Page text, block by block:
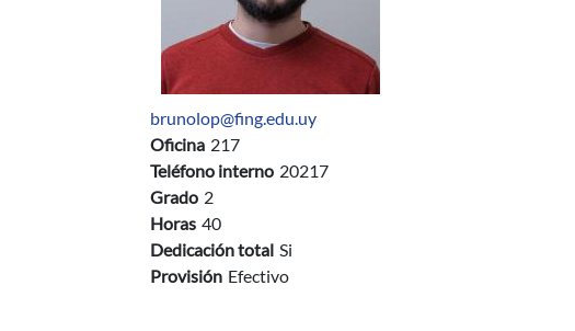
brunolop@fing.edu.uy
Oficina 217
Teléfono interno 20217
Grado 2
Horas 40
Dedicación total Si
Provisión Efectivo